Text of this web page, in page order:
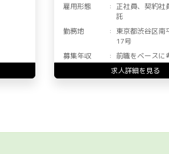
雇用形態
正社員、契約社
託
勤務地
東京都渋谷区南
17号
募集年収
前職をベースに
求人詳細を見る